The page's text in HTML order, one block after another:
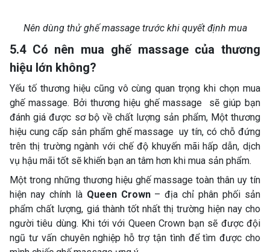
Nên dùng thử ghế massage trước khi quyết định mua
5.4 Có nên mua ghế massage của thương
hiệu lớn không?
Yếu tố thương hiệu cũng vô cùng quan trọng khi chọn mua
ghế massage. Bởi thương hiệu ghế massage sẽ giúp bạn
đánh giá được sơ bộ về chất lượng sản phẩm, Một thương
hiệu cung cấp sản phẩm ghế massage uy tín, có chỗ đứng
trên thị trường ngành với chế độ khuyến mãi hấp dẫn, dịch
vụ hậu mãi tốt sẽ khiến bạn an tâm hơn khi mua sản phẩm.
Một trong những thương hiệu ghế massage toàn thân uy tín
hiện nay chính là Queen Crown– địa chỉ phân phối sản
phẩm chất lượng, giá thành tốt nhất thị trường hiện nay cho
người tiêu dùng. Khi tới với Queen Crown bạn sẽ được đội
ngũ tư vấn chuyên nghiệp hỗ trợ tận tình để tìm được cho